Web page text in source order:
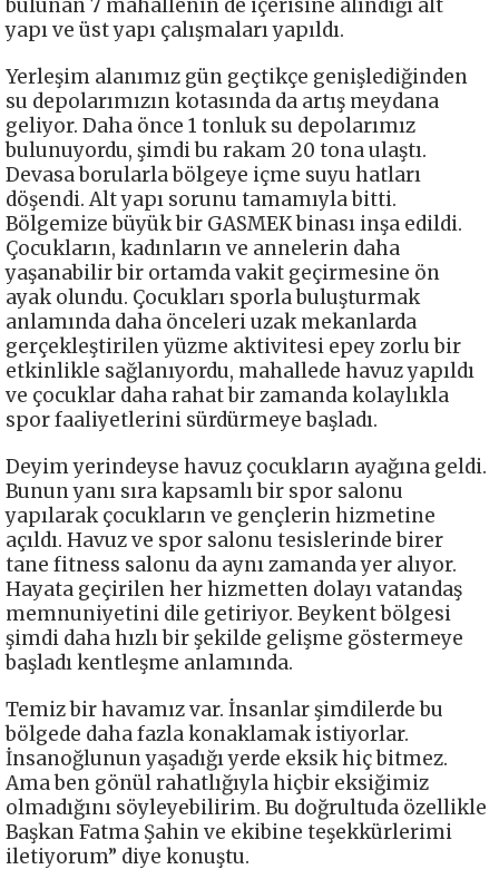
bulunan 7 mahallenin de içerisine alındığı alt
yapı ve üst yapı çalışmaları yapıldı.
Yerleşim alanımız gün geçtikçe genişlediğinden
su depolarımızın kotasında da artış meydana
geliyor. Daha önce 1 tonluk su depolarımız
bulunuyordu, şimdi bu rakam 20 tona ulaştı.
Devasa borularla bölgeye içme suyu hatları
döşendi. Alt yapı sorunu tamamıyla bitti.
Bölgemize büyük bir GASMEK binası inşa edildi.
Çocukların, kadınların ve annelerin daha
yaşanabilir bir ortamda vakit geçirmesine ön
ayak olundu. Çocukları sporla buluşturmak
anlamında daha önceleri uzak mekanlarda
gerçekleştirilen yüzme aktivitesi epey zorlu bir
etkinlikle sağlanıyordu, mahallede havuz yapıldı
ve çocuklar daha rahat bir zamanda kolaylıkla
spor faaliyetlerini sürdürmeye başladı.
Deyim yerindeyse havuz çocukların ayağına geldi.
Bunun yanı sıra kapsamlı bir spor salonu
yapılarak çocukların ve gençlerin hizmetine
açıldı. Havuz ve spor salonu tesislerinde birer
tane fitness salonu da aynı zamanda yer alıyor.
Hayata geçirilen her hizmetten dolayı vatandaş
memnuniyetini dile getiriyor. Beykent bölgesi
şimdi daha hızlı bir şekilde gelişme göstermeye
başladı kentleşme anlamında.
Temiz bir havamız var. İnsanlar şimdilerde bu
bölgede daha fazla konaklamak istiyorlar.
İnsanoğlunun yaşadığı yerde eksik hiç bitmez.
Ama ben gönül rahatlığıyla hiçbir eksiğimiz
olmadığını söyleyebilirim. Bu doğrultuda özellikle
Başkan Fatma Şahin ve ekibine teşekkürlerimi
iletiyorum” diye konuştu.